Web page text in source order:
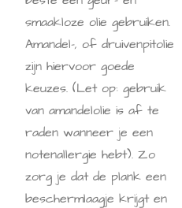
smaakloze olie gebruiken.
Amandel-, of druivenpitolie
zijn hiervoor goede
keuzes. (Let op: gebruik
van amandelolie is af te
raden wanneer je een
notenallergie hebt). Zo
zorg je dat de plank een
beschermlaagje krijgt en